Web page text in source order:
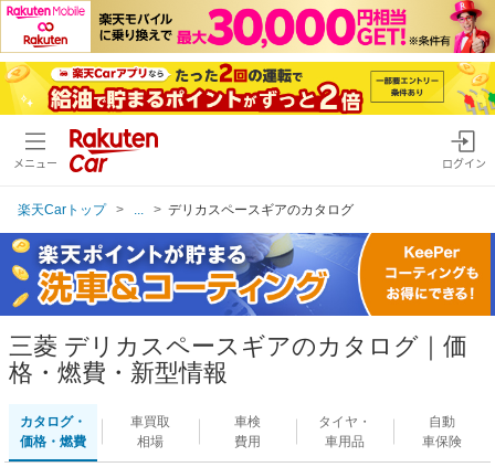
メニュー ログイン
楽天Carトップ デリカスペースギアのカタログ
三菱 デリカスペースギアのカタログ｜価
格・燃費・新型情報
カタログ・
価格・燃費
車買取
相場
車検
費用
タイヤ・
車用品
自動
車保険